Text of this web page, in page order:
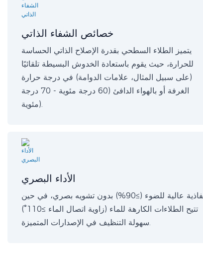
خصائص الشفاء الذاتي
يتميز الطلاء السطحي بقدرة الإصلاح الذاتي الحساسة
للحرارة، حيث يقوم باستعادة الخدوش البسيطة تلقائيًا
(على سبيل المثال، علامات الدوامة) في درجة حرارة
الغرفة أو بالهواء الدافئ (60 درجة مئوية - 70 درجة
مئوية).
الأداء البصري
نفاذية عالية للضوء (≥90%) بدون تشويه بصري، في حين
تتيح الطلاءات الكارهة للماء (زاوية اتصال الماء ≥110°)
سهولة التنظيف في الإصدارات المتميزة.